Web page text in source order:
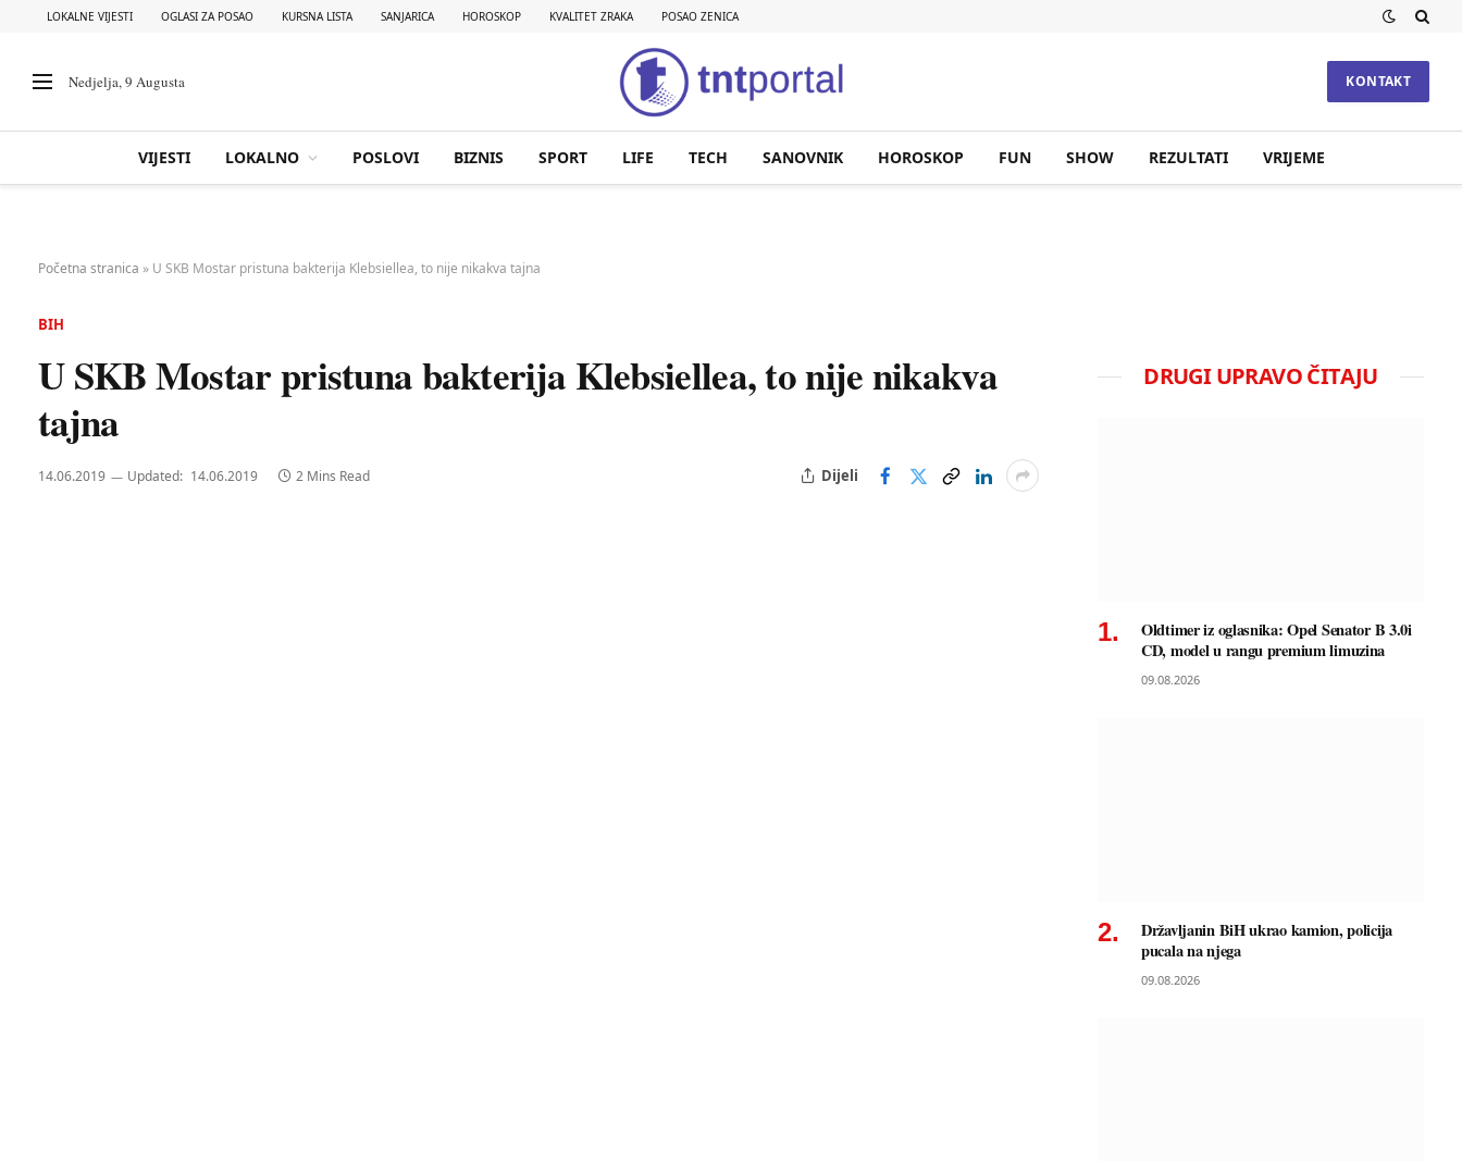
LOKALNE VIJESTI OGLASI ZA POSAO KURSNA LISTA SANJARICA HOROSKOP KVALITET ZRAKA POSAO ZENICA
Nedjelja, 9 Augusta KONTAKT
VIJESTI LOKALNO POSLOVI BIZNIS SPORT LIFE TECH SANOVNIK HOROSKOP FUN SHOW REZULTATI VRIJEME
Početna stranica » U SKB Mostar pristuna bakterija Klebsiellea, to nije nikakva tajna
BIH
U SKB Mostar pristuna bakterija Klebsiellea, to nije nikakva
tajna
14.06.2019 Updated: 14.06.2019 2 Mins Read Dijeli
DRUGI UPRAVO ČITAJU
Oldtimer iz oglasnika: Opel Senator B 3.0i
CD, model u rangu premium limuzina
09.08.2026
Državljanin BiH ukrao kamion, policija
pucala na njega
09.08.2026